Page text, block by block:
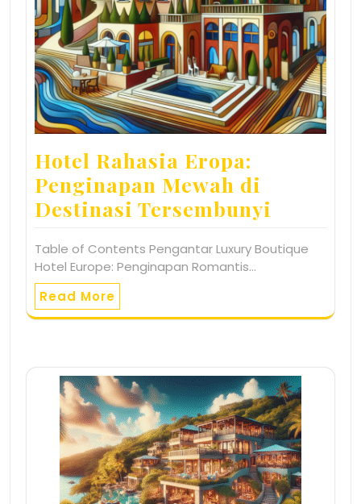
Hotel Rahasia Eropa:
Penginapan Mewah di
Destinasi Tersembunyi
Table of Contents Pengantar Luxury Boutique
Hotel Europe: Penginapan Romantis…
Read More